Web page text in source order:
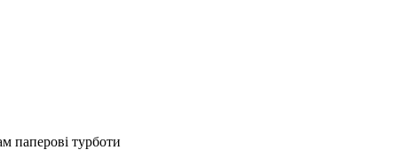
паперові турботи